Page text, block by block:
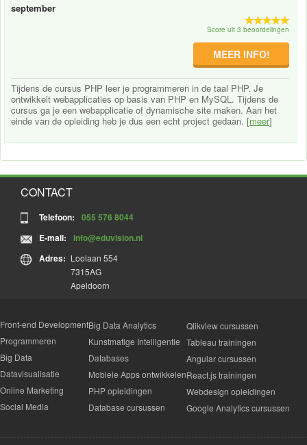
september
Score uit 3 beoordelingen
MEER INFO!
Tijdens de cursus PHP leer je programmeren in de taal PHP. Je
ontwikkelt webapplicaties op basis van PHP en MySQL. Tijdens de
cursus ga je een webapplicatie of dynamische site maken. Aan het
einde van de opleiding heb je dus een echt project gedaan. [meer]
CONTACT
Telefoon:
055 576 8044
E-mail:
info@eduvision.nl
Adres: Loolaan 554
7315AG
Apeldoorn
Front-end Development
Programmeren
Big Data
Datavisualisatie
Online Marketing
Social Media
Big Data Analytics
Kunstmatige Intelligentie
Databases
Mobiele Apps ontwikkelen
PHP opleidingen
Database cursussen
Qlikview cursussen
Tableau trainingen
Angular cursussen
React.js trainingen
Webdesign opleidingen
Google Analytics cursussen